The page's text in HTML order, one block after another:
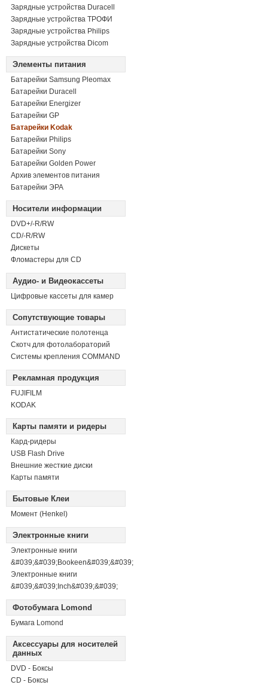
Зарядные устройства Duracell
Зарядные устройства ТРОФИ
Зарядные устройства Philips
Зарядные устройства Dicom
Элементы питания
Батарейки Samsung Pleomax
Батарейки Duracell
Батарейки Energizer
Батарейки GP
Батарейки Kodak
Батарейки Philips
Батарейки Sony
Батарейки Golden Power
Архив элементов питания
Батарейки ЭРА
Носители информации
DVD+/-R/RW
СD/-R/RW
Дискеты
Фломастеры для CD
Аудио- и Видеокассеты
Цифровые кассеты для камер
Сопутствующие товары
Антистатические полотенца
Скотч для фотолабораторий
Системы крепления COMMAND
Рекламная продукция
FUJIFILM
KODAK
Карты памяти и ридеры
Кард-ридеры
USB Flash Drive
Внешние жесткие диски
Карты памяти
Бытовые Клеи
Момент (Henkel)
Электронные книги
Электронные книги
&#039;&#039;Bookeen&#039;&#039;
Электронные книги
&#039;&#039;Inch&#039;&#039;
Фотобумага Lomond
Бумага Lomond
Аксессуары для носителей
данных
DVD - Боксы
CD - Боксы